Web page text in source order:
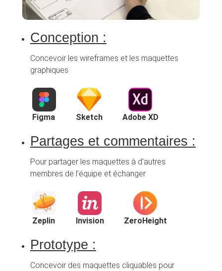
Conception :
Concevoir les wireframes et les maquettes
graphiques
Figma Sketch Adobe XD
Partages et commentaires :
Pour partager les maquettes à d’autres
membres de l’équipe et échanger
Zeplin Invision ZeroHeight
Prototype :
Concevoir des maquettes cliquables pour